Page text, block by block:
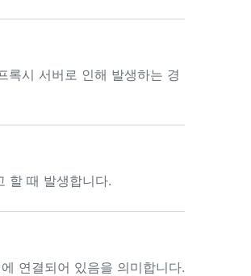
록시 서버로 인해 발생하는 경
할 때 발생합니다.
연결되어 있음을 의미합니다.